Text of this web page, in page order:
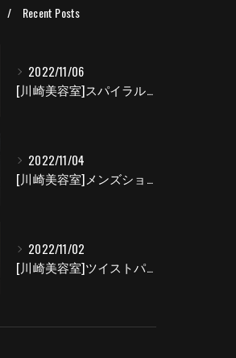
Recent Posts
2022/11/06
[川崎美容室]スパイラルパーマ|Leopard hair salon
2022/11/04
[川崎美容室]メンズショートブレイズ|Leopard hair salon
2022/11/02
[川崎美容室]ツイストパーマ|Leopard hair salon